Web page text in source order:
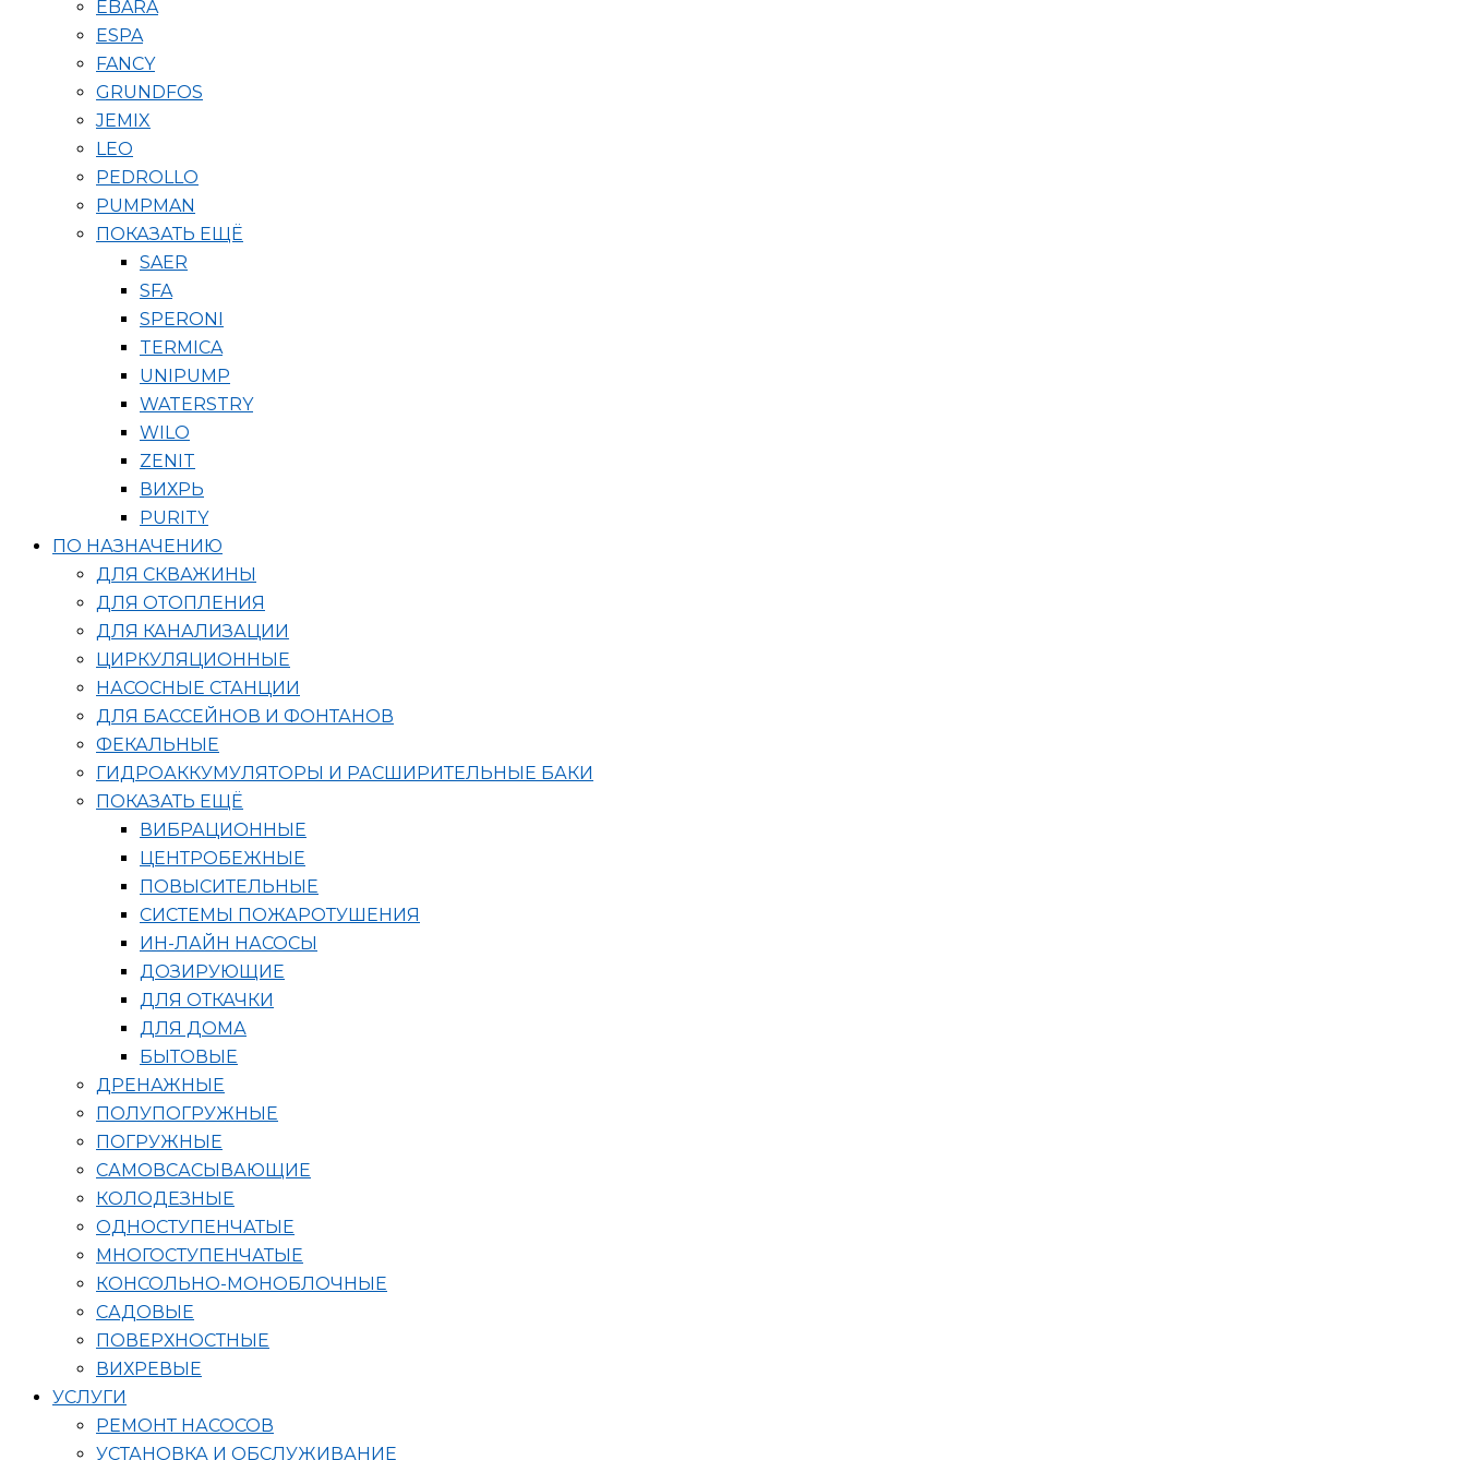
EBARA
ESPA
FANCY
GRUNDFOS
JEMIX
LEO
PEDROLLO
PUMPMAN
ПОКАЗАТЬ ЕЩЁ
SAER
SFA
SPERONI
TERMICA
UNIPUMP
WATERSTRY
WILO
ZENIT
ВИХРЬ
PURITY
ПО НАЗНАЧЕНИЮ
ДЛЯ СКВАЖИНЫ
ДЛЯ ОТОПЛЕНИЯ
ДЛЯ КАНАЛИЗАЦИИ
ЦИРКУЛЯЦИОННЫЕ
НАСОСНЫЕ СТАНЦИИ
ДЛЯ БАССЕЙНОВ И ФОНТАНОВ
ФЕКАЛЬНЫЕ
ГИДРОАККУМУЛЯТОРЫ И РАСШИРИТЕЛЬНЫЕ БАКИ
ПОКАЗАТЬ ЕЩЁ
ВИБРАЦИОННЫЕ
ЦЕНТРОБЕЖНЫЕ
ПОВЫСИТЕЛЬНЫЕ
СИСТЕМЫ ПОЖАРОТУШЕНИЯ
ИН-ЛАЙН НАСОСЫ
ДОЗИРУЮЩИЕ
ДЛЯ ОТКАЧКИ
ДЛЯ ДОМА
БЫТОВЫЕ
ДРЕНАЖНЫЕ
ПОЛУПОГРУЖНЫЕ
ПОГРУЖНЫЕ
САМОВСАСЫВАЮЩИЕ
КОЛОДЕЗНЫЕ
ОДНОСТУПЕНЧАТЫЕ
МНОГОСТУПЕНЧАТЫЕ
КОНСОЛЬНО-МОНОБЛОЧНЫЕ
САДОВЫЕ
ПОВЕРХНОСТНЫЕ
ВИХРЕВЫЕ
УСЛУГИ
РЕМОНТ НАСОСОВ
УСТАНОВКА И ОБСЛУЖИВАНИЕ